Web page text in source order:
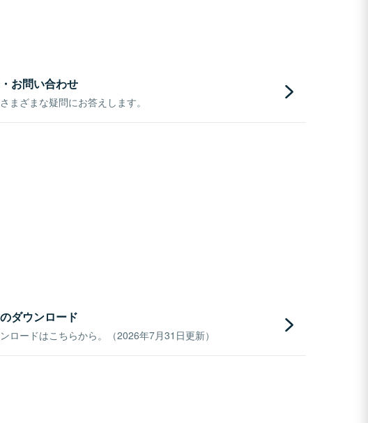
お問い合わせ
まざまな疑問にお答えします。
ダウンロード
ロードはこちらから。（2026年7月31日更新）